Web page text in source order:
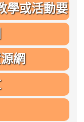
學或活動要
網